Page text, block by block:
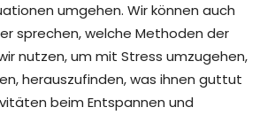
umgehen. Wir können auch
sprechen, welche Methoden der
nutzen, um mit Stress umzugehen,
herauszufinden, was ihnen guttut
beim Entspannen und